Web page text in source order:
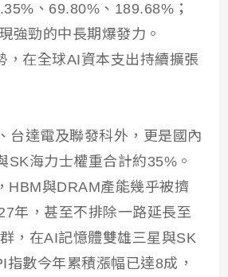
、69.80%、189.68%；
強勁的中長期爆發力。
在全球AI資本支出持續擴張
台達電及聯發科外，更是國內
海力士權重合計約35%。
HBM與DRAM產能幾乎被擠
年，甚至不排除一路延長至
，在AI記憶體雙雄三星與SK
數今年累積漲幅已達8成，